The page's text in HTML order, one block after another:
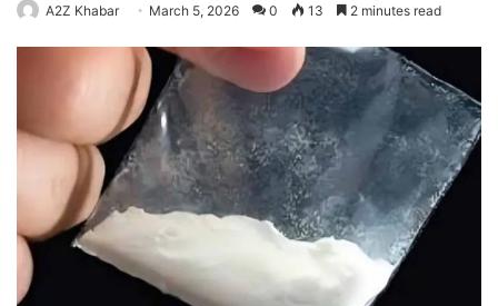
A2Z Khabar March 5, 2026 0 13 2 minutes read